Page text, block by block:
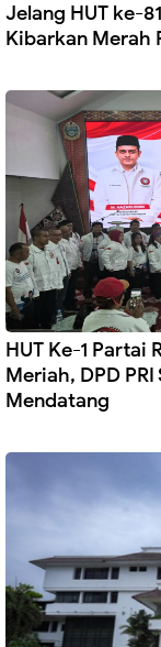
Jelang HUT ke-
Kibarkan Merah
HUT Ke-1 Partai
Meriah, DPD
Mendatang